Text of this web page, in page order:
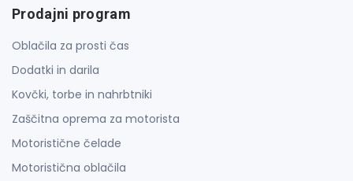
Prodajni program
Oblačila za prosti čas
Dodatki in darila
Kovčki, torbe in nahrbtniki
Zaščitna oprema za motorista
Motoristične čelade
Motoristična oblačila